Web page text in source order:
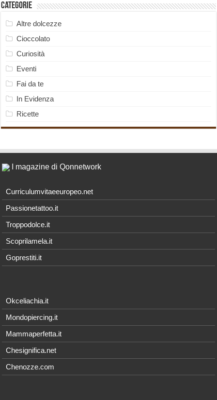
Categorie
Altre dolcezze
Cioccolato
Curiosità
Eventi
Fai da te
In Evidenza
Ricette
I magazine di Qonnetwork
Curriculumvitaeeuropeo.net
Passionetattoo.it
Troppodolce.it
Scoprilamela.it
Goprestiti.it
Okceliachia.it
Mondopiercing.it
Mammaperfetta.it
Chesignifica.net
Chenozze.com